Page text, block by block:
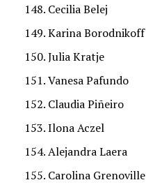
Cecilia Belej
Karina Borodnikoff
Julia Kratje
Vanesa Pafundo
Claudia Piñeiro
Ilona Aczel
Alejandra Laera
Carolina Grenoville